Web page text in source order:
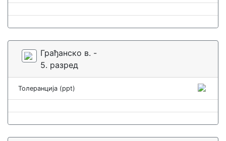
Грађанско в. -
5. разред
Толеранција (ppt)